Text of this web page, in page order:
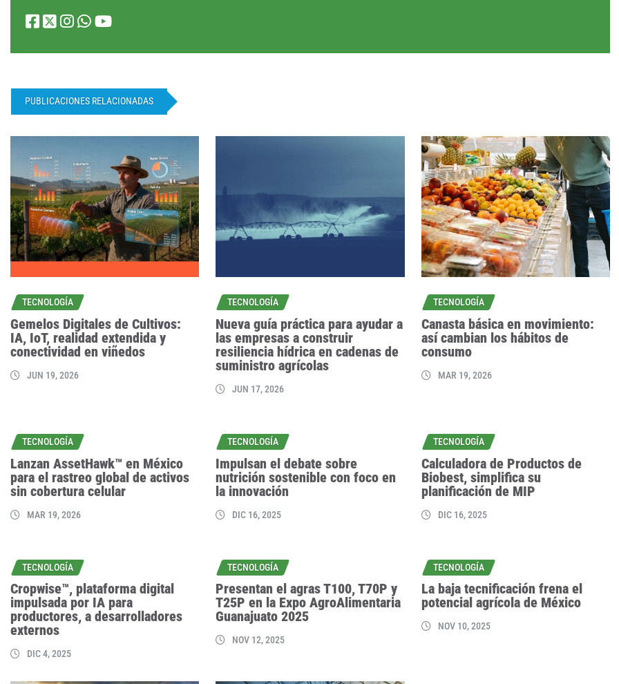
PUBLICACIONES RELACIONADAS
TECNOLOGÍA
Gemelos Digitales de Cultivos:
IA, IoT, realidad extendida y
conectividad en viñedos
JUN 19, 2026
TECNOLOGÍA
Nueva guía práctica para ayudar a
las empresas a construir
resiliencia hídrica en cadenas de
suministro agrícolas
JUN 17, 2026
TECNOLOGÍA
Canasta básica en movimiento:
así cambian los hábitos de
consumo
MAR 19, 2026
TECNOLOGÍA
Lanzan AssetHawk™ en México
para el rastreo global de activos
sin cobertura celular
MAR 19, 2026
TECNOLOGÍA
Impulsan el debate sobre
nutrición sostenible con foco en
la innovación
DIC 16, 2025
TECNOLOGÍA
Calculadora de Productos de
Biobest, simplifica su
planificación de MIP
DIC 16, 2025
TECNOLOGÍA
Cropwise™, plataforma digital
impulsada por IA para
productores, a desarrolladores
externos
DIC 4, 2025
TECNOLOGÍA
Presentan el agras T100, T70P y
T25P en la Expo AgroAlimentaria
Guanajuato 2025
NOV 12, 2025
TECNOLOGÍA
La baja tecnificación frena el
potencial agrícola de México
NOV 10, 2025